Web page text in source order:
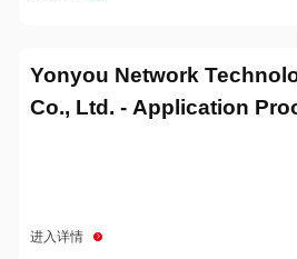
Yonyou Network
Co., Ltd. - Application
进入详情